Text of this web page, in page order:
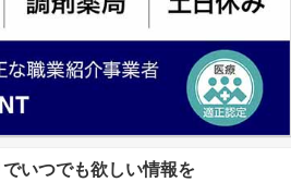
いつでも欲しい情報を